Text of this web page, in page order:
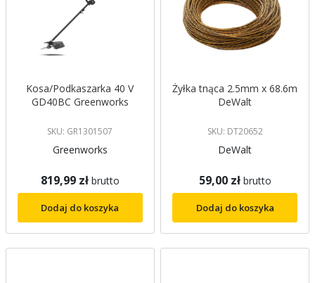
Kosa/Podkaszarka 40 V
GD40BC Greenworks
SKU: GR1301507
Greenworks
819,99 zł brutto
Dodaj do koszyka
Żyłka tnąca 2.5mm x 68.6m
DeWalt
SKU: DT20652
DeWalt
59,00 zł brutto
Dodaj do koszyka